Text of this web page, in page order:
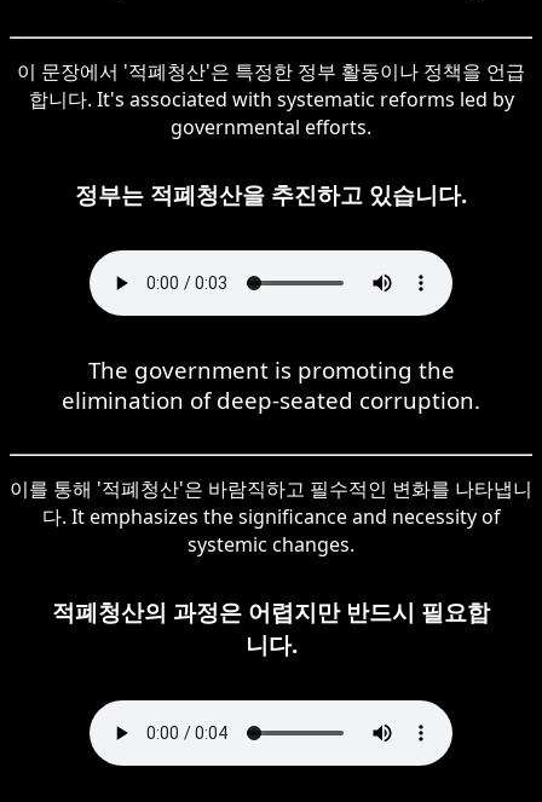
이 문장에서 '적폐청산'은 특정한 정부 활동이나 정책을 언급
합니다. It's associated with systematic reforms led by
governmental efforts.
정부는 적폐청산을 추진하고 있습니다.
The government is promoting the
elimination of deep-seated corruption.
이를 통해 '적폐청산'은 바람직하고 필수적인 변화를 나타냅니
다. It emphasizes the significance and necessity of
systemic changes.
적폐청산의 과정은 어렵지만 반드시 필요합
니다.